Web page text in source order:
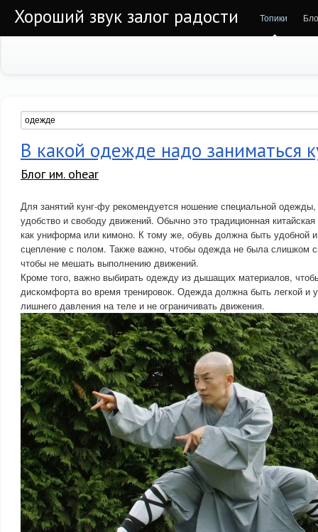
Хороший звук залог радости Топики
В какой одежде надо заниматься
Блог им. ohear
Для занятий кунг-фу рекомендуется ношение специальной одежды,
удобство и свободу движений. Обычно это традиционная китайская
как униформа или кимоно. К тому же, обувь должна быть удобной
сцепление с полом. Также важно, чтобы одежда не была слишком
чтобы не мешать выполнению движений.
Кроме того, важно выбирать одежду из дышащих материалов,
дискомфорта во время тренировок. Одежда должна быть легкой и
лишнего давления на теле и не ограничивать движения.